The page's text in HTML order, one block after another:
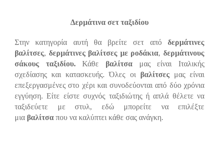
Δερμάτινα σετ ταξιδίου
Στην κατηγορία αυτή θα βρείτε σετ από δερμάτινες
βαλίτσες, δερμάτινες βαλίτσες με ροδάκια,δερμάτινους
σάκους ταξιδίου.Κάθε βαλίτσα μας είναι Ιταλικής
σχεδίασης και κατασκευής. Όλες οι βαλίτσεςμας είναι
επεξεργασμένες στο χέρι και συνοδεύονται από δύο χρόνια
εγγύηση. Είτε είστε συχνός ταξιδιώτης ή απλά θέλετε να
ταξιδεύετε με στυλ, εδώ μπορείτε να επιλέξτε
μια βαλίτσα που να καλύπτει κάθε σας ανάγκη.